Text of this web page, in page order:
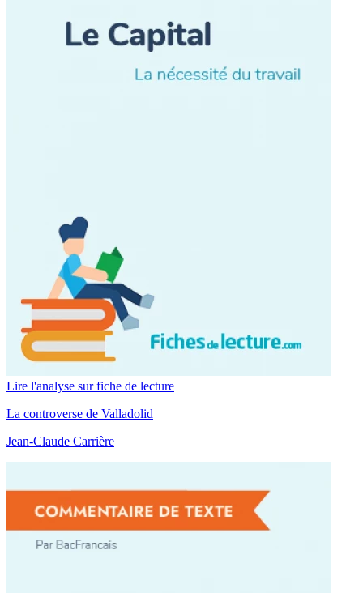
Lire l'analyse sur fiche de lecture
La controverse de Valladolid
Jean-Claude Carrière